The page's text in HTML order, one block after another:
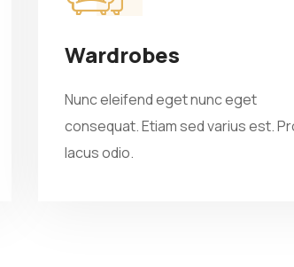
Wardrobes
Nunc eleifend eget nunc eget
consequat. Etiam sed varius est.
lacus odio.